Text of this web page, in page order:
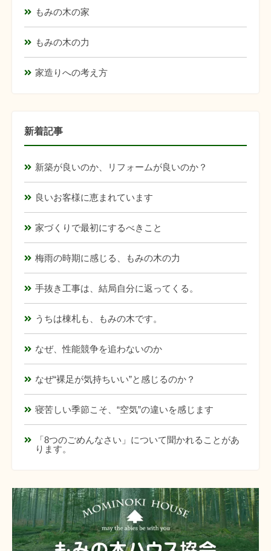
もみの木の家
もみの木の力
家造りへの考え方
新着記事
新築が良いのか、リフォームが良いのか？
良いお客様に恵まれています
家づくりで最初にするべきこと
梅雨の時期に感じる、もみの木の力
手抜き工事は、結局自分に返ってくる。
うちは棟札も、もみの木です。
なぜ、性能競争を追わないのか
なぜ“裸足が気持ちいい”と感じるのか？
寝苦しい季節こそ、“空気”の違いを感じます
「8つのごめんなさい」について聞かれることがあ
ります。